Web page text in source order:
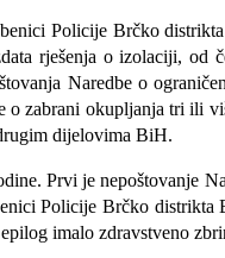
Policije Brčko
rješenja o izolaciji, od
Naredbe o
o zabrani okupljanja tri ili
dijelovima BiH.
Prvi je nepoštovanje
Policije Brčko distrikta
imalo zdravstveno